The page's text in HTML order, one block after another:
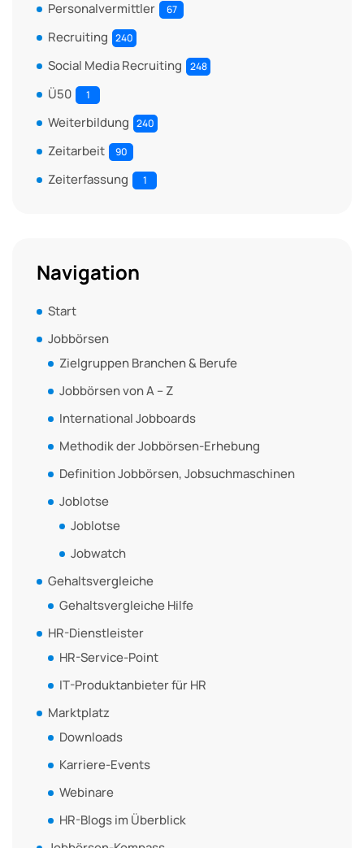
Personalvermittler 67
Recruiting 240
Social Media Recruiting 248
Ü50 1
Weiterbildung 240
Zeitarbeit 90
Zeiterfassung 1
Navigation
Start
Jobbörsen
Zielgruppen Branchen & Berufe
Jobbörsen von A – Z
International Jobboards
Methodik der Jobbörsen-Erhebung
Definition Jobbörsen, Jobsuchmaschinen
Joblotse
Joblotse
Jobwatch
Gehaltsvergleiche
Gehaltsvergleiche Hilfe
HR-Dienstleister
HR-Service-Point
IT-Produktanbieter für HR
Marktplatz
Downloads
Karriere-Events
Webinare
HR-Blogs im Überblick